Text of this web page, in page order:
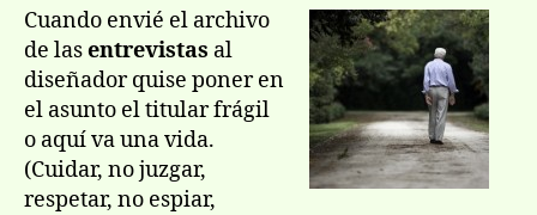
entrada
entrada
Cuando envié el archivo
de lasentrevistas al
diseñador quise poner en
el asunto el titular frágil
o aquí­ va una vida.
(Cuidar, no juzgar,
respetar, no espiar,